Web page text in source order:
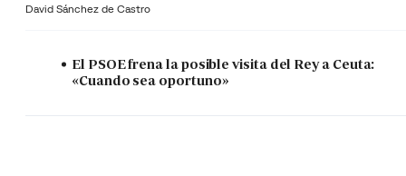
David Sánchez de Castro
El PSOE frena la posible visita del Rey a Ceuta:
«Cuando sea oportuno»